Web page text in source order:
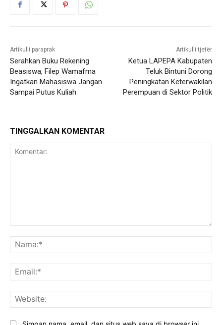
Artikulli paraprak
Serahkan Buku Rekening
Beasiswa, Filep Wamafma
Ingatkan Mahasiswa Jangan
Sampai Putus Kuliah
Artikulli tjetër
Ketua LAPEPA Kabupaten
Teluk Bintuni Dorong
Peningkatan Keterwakilan
Perempuan di Sektor Politik
TINGGALKAN KOMENTAR